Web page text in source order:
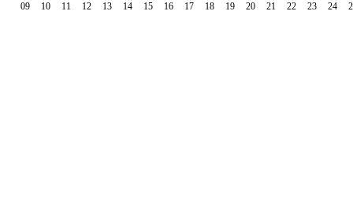
09 10 11 12 13 14 15 16 17 18 19 20 21 22 23 24